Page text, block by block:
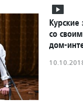
Курские
со
дом-